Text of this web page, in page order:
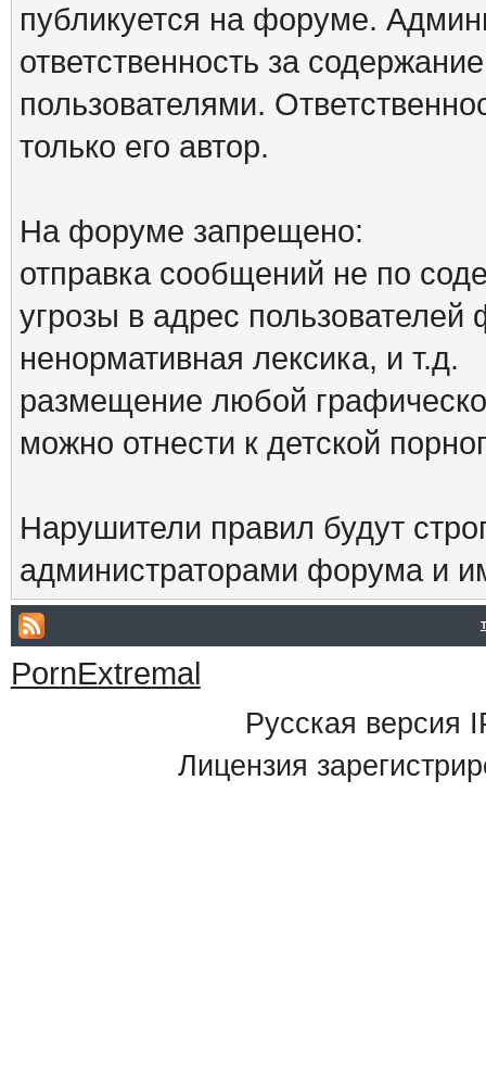
публикуется на форуме.
ответственность за
пользователями.
только его автор.
На форуме запрещено:
отправка сообщений не по
угрозы в адрес
ненормативная лексика, и т.д.
размещение любой
можно отнести к детской
Нарушители правил будут
администраторами форума и
PornExtremal
Русская версия
Лицензия